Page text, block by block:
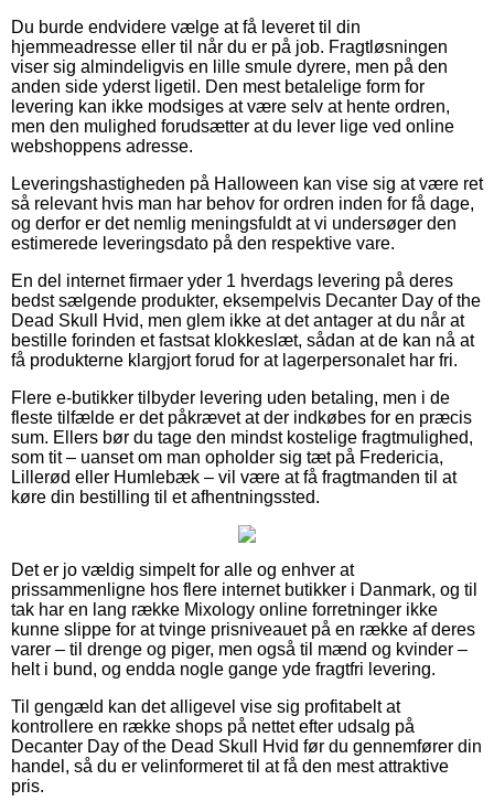
Du burde endvidere vælge at få leveret til din
hjemmeadresse eller til når du er på job. Fragtløsningen
viser sig almindeligvis en lille smule dyrere, men på den
anden side yderst ligetil. Den mest betalelige form for
levering kan ikke modsiges at være selv at hente ordren,
men den mulighed forudsætter at du lever lige ved online
webshoppens adresse.
Leveringshastigheden på Halloween kan vise sig at være ret
så relevant hvis man har behov for ordren inden for få dage,
og derfor er det nemlig meningsfuldt at vi undersøger den
estimerede leveringsdato på den respektive vare.
En del internet firmaer yder 1 hverdags levering på deres
bedst sælgende produkter, eksempelvis Decanter Day of the
Dead Skull Hvid, men glem ikke at det antager at du når at
bestille forinden et fastsat klokkeslæt, sådan at de kan nå at
få produkterne klargjort forud for at lagerpersonalet har fri.
Flere e-butikker tilbyder levering uden betaling, men i de
fleste tilfælde er det påkrævet at der indkøbes for en præcis
sum. Ellers bør du tage den mindst kostelige fragtmulighed,
som tit – uanset om man opholder sig tæt på Fredericia,
Lillerød eller Humlebæk – vil være at få fragtmanden til at
køre din bestilling til et afhentningssted.
Det er jo vældig simpelt for alle og enhver at
prissammenligne hos flere internet butikker i Danmark, og til
tak har en lang række Mixology online forretninger ikke
kunne slippe for at tvinge prisniveauet på en række af deres
varer – til drenge og piger, men også til mænd og kvinder –
helt i bund, og endda nogle gange yde fragtfri levering.
Til gengæld kan det alligevel vise sig profitabelt at
kontrollere en række shops på nettet efter udsalg på
Decanter Day of the Dead Skull Hvid før du gennemfører din
handel, så du er velinformeret til at få den mest attraktive
pris.